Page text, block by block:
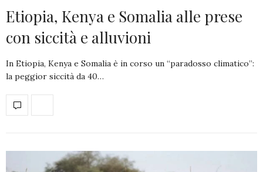
Etiopia, Kenya e Somalia alle prese
con siccità e alluvioni
In Etiopia, Kenya e Somalia è in corso un “paradosso climatico”:
la peggior siccità da 40…